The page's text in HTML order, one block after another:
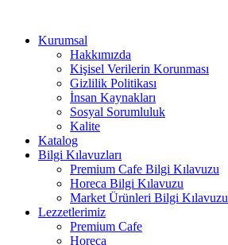
Kurumsal
Hakkımızda
Kişisel Verilerin Korunması
Gizlilik Politikası
İnsan Kaynakları
Sosyal Sorumluluk
Kalite
Katalog
Bilgi Kılavuzları
Premium Cafe Bilgi Kılavuzu
Horeca Bilgi Kılavuzu
Market Ürünleri Bilgi Kılavuzu
Lezzetlerimiz
Premium Cafe
Horeca